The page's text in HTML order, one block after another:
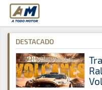
A Todo Motor ·
A Todo Motor » Noticias »
DESTACADO